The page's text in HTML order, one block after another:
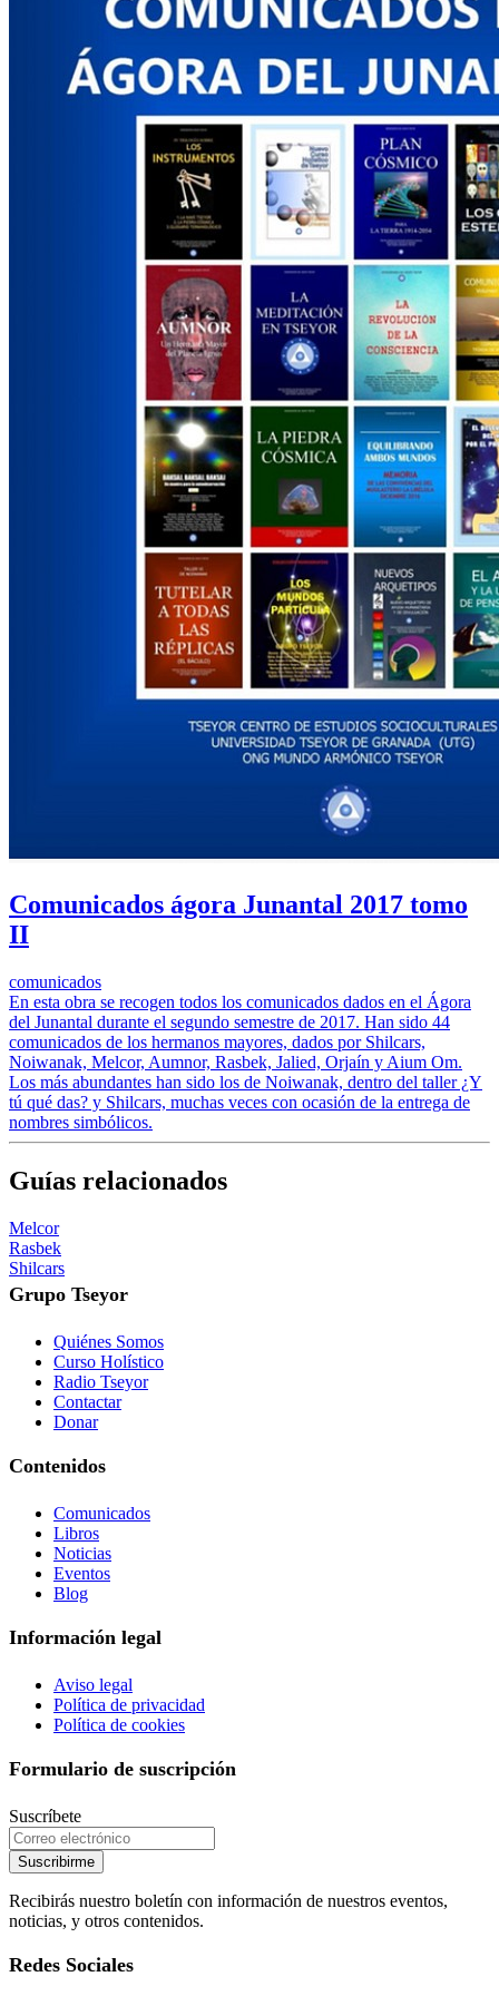
Comunicados ágora Junantal 2017 tomo
II
comunicados
En esta obra se recogen todos los comunicados dados en el Ágora
del Junantal durante el segundo semestre de 2017. Han sido 44
comunicados de los hermanos mayores, dados por Shilcars,
Noiwanak, Melcor, Aumnor, Rasbek, Jalied, Orjaín y Aium Om.
Los más abundantes han sido los de Noiwanak, dentro del taller ¿Y
tú qué das? y Shilcars, muchas veces con ocasión de la entrega de
nombres simbólicos.
Guías relacionados
Melcor
Rasbek
Shilcars
Grupo Tseyor
Quiénes Somos
Curso Holístico
Radio Tseyor
Contactar
Donar
Contenidos
Comunicados
Libros
Noticias
Eventos
Blog
Información legal
Aviso legal
Política de privacidad
Política de cookies
Formulario de suscripción
Suscríbete
Suscribirme
Recibirás nuestro boletín con información de nuestros eventos,
noticias, y otros contenidos.
Redes Sociales